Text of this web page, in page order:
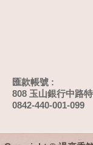
匯款帳號 :
808 玉山銀行中路
0842-440-001-099